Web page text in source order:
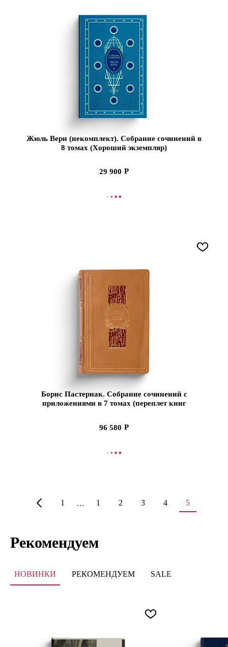
Жюль Верн (некомплект). Собрание сочинений в
8 томах (Хороший экземпляр)
29 900
СООБЩИТЬ О ПОСТУПЛЕНИИ
Борис Пастернак. Собрание сочинений с
приложениями в 7 томах (переплет книг
96 580
СООБЩИТЬ О ПОСТУПЛЕНИИ
1 … 1 2 3 4 5
Рекомендуем
НОВИНКИ РЕКОМЕНДУЕМ SALE